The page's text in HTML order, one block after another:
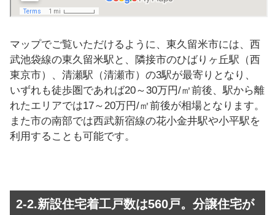
マップでご覧いただけるように、東久留米市には、西
武池袋線の東久留米駅と、隣接市のひばりヶ丘駅（西
東京市）、清瀬駅（清瀬市）の3駅が最寄りとなり、
いずれも徒歩圏であれば20～30万円/㎡前後、駅から離
れたエリアでは17～20万円/㎡前後が相場となります。
また市の南部では西武新宿線の花小金井駅や小平駅を
利用することも可能です。
2-2.新設住宅着工戸数は560戸。分譲住宅が